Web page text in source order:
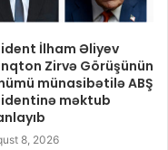
İlham Əliyev
Zirvə Görüşünün
münasibətilə ABŞ
məktub
8, 2026